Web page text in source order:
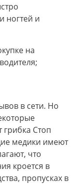
ногтей и
на
в сети. Но
грибка Стоп
медики имеют
что
кроется в
пропусках в